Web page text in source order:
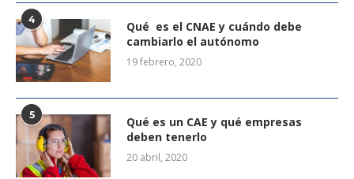
4
Qué es el CNAE y cuándo debe
cambiarlo el autónomo
19 febrero, 2020
5
Qué es un CAE y qué empresas
deben tenerlo
20 abril, 2020